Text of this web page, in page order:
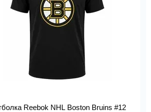
Reebok NHL Boston Bruins #12